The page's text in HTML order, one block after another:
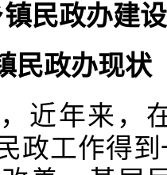
镇民政办建
民政办现状
近年来，
政工作得